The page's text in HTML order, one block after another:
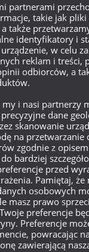
i wiem, że
ale mniej
partnerami
takie jak
także
identyfikatory i
w celu
reklam i treści,
odbiorców, a
my i nasi partnerzy
dane
skanowanie
na przetwarzanie
zgodnie z
bardziej
przed
Pamiętaj,
osobowych
masz prawo
preferencje
Preferencje
powracając
zawierającą